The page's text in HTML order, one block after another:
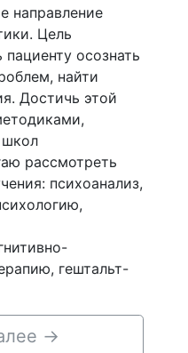
направление
Цель
осознать
найти
Достичь этой
школ
рассмотреть
психоанализ,
гештальт-
→